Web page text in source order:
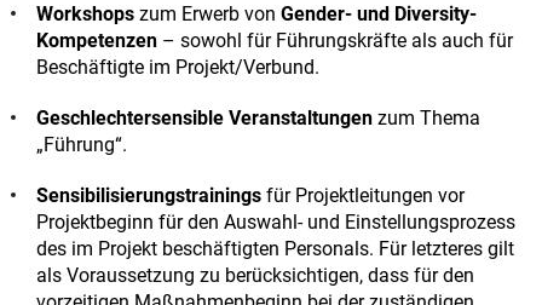
Workshops zum Erwerb von Gender- und Diversity-
Kompetenzen – sowohl für Führungskräfte als auch für
Beschäftigte im Projekt/Verbund.
Geschlechtersensible Veranstaltungen zum Thema
„Führung“.
Sensibilisierungstrainings für Projektleitungen vor
Projektbeginn für den Auswahl- und Einstellungsprozess
des im Projekt beschäftigten Personals. Für letzteres gilt
als Voraussetzung zu berücksichtigen, dass für den